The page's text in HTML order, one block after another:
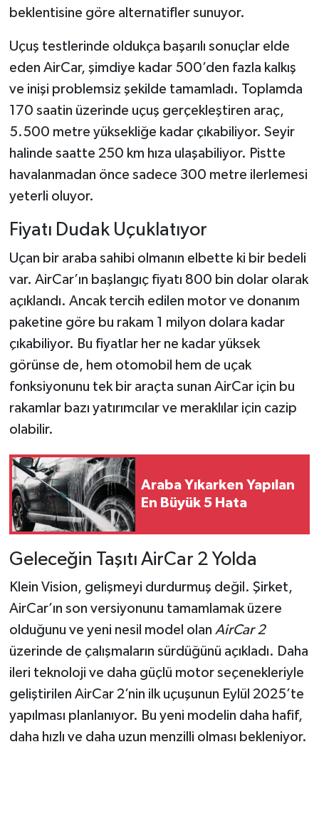
beklentisine göre alternatifler sunuyor.
Uçuş testlerinde oldukça başarılı sonuçlar elde
eden AirCar, şimdiye kadar 500’den fazla kalkış
ve inişi problemsiz şekilde tamamladı. Toplamda
170 saatin üzerinde uçuş gerçekleştiren araç,
5.500 metre yüksekliğe kadar çıkabiliyor. Seyir
halinde saatte 250 km hıza ulaşabiliyor. Pistte
havalanmadan önce sadece 300 metre ilerlemesi
yeterli oluyor.
Fiyatı Dudak Uçuklatıyor
Uçan bir araba sahibi olmanın elbette ki bir bedeli
var. AirCar’ın başlangıç fiyatı 800 bin dolar olarak
açıklandı. Ancak tercih edilen motor ve donanım
paketine göre bu rakam 1 milyon dolara kadar
çıkabiliyor. Bu fiyatlar her ne kadar yüksek
görünse de, hem otomobil hem de uçak
fonksiyonunu tek bir araçta sunan AirCar için bu
rakamlar bazı yatırımcılar ve meraklılar için cazip
olabilir.
Araba Yıkarken Yapılan
En Büyük 5 Hata
Geleceğin Taşıtı AirCar 2 Yolda
Klein Vision, gelişmeyi durdurmuş değil. Şirket,
AirCar’ın son versiyonunu tamamlamak üzere
olduğunu ve yeni nesil model olan AirCar 2
üzerinde de çalışmaların sürdüğünü açıkladı. Daha
ileri teknoloji ve daha güçlü motor seçenekleriyle
geliştirilen AirCar 2’nin ilk uçuşunun Eylül 2025’te
yapılması planlanıyor. Bu yeni modelin daha hafif,
daha hızlı ve daha uzun menzilli olması bekleniyor.